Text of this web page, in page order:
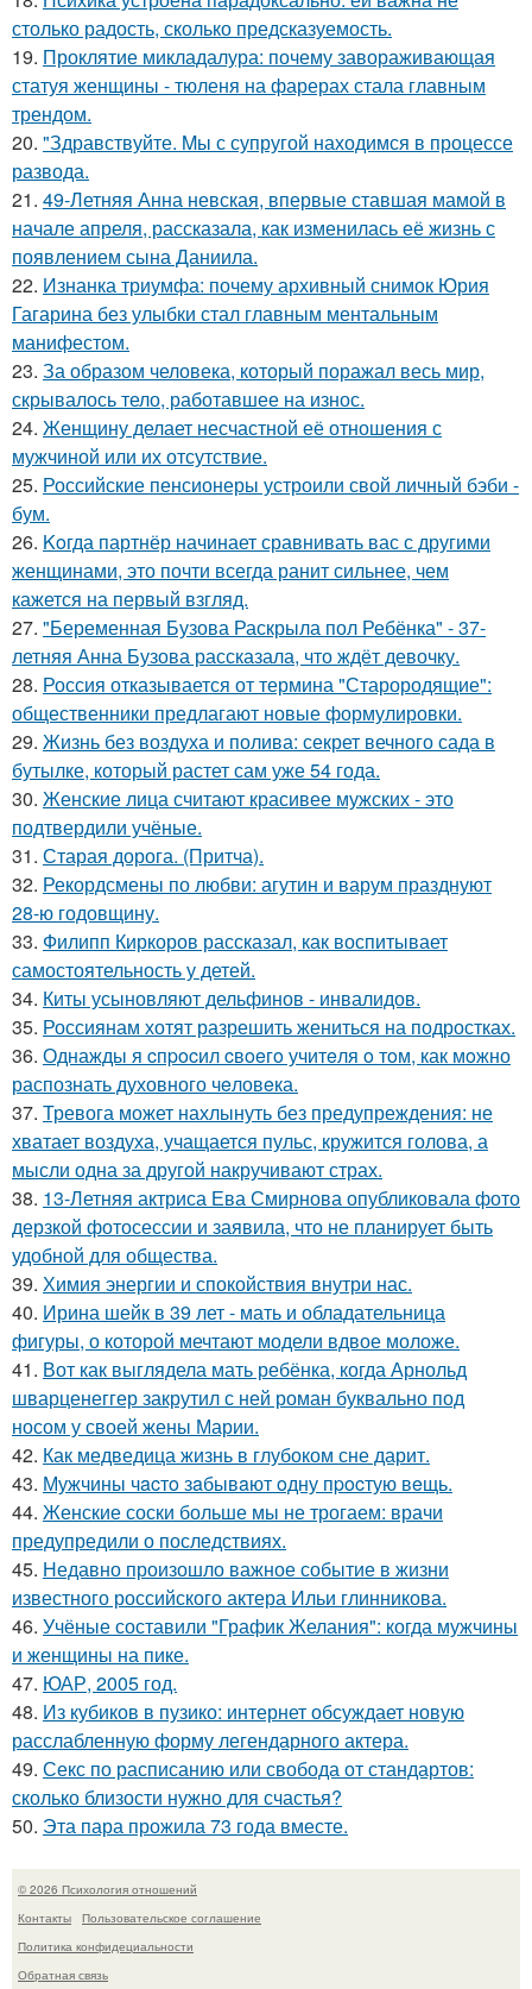
столько радость, сколько предсказуемость.
19. Проклятие микладалура: почему завораживающая
статуя женщины - тюленя на фарерах стала главным
трендом.
20. "Здравствуйте. Mы с супругой находимся в процессе
развода.
21. 49-Летняя Анна невская, впервые ставшая мамой в
начале апреля, рассказала, как изменилась её жизнь с
появлением сына Даниила.
22. Изнанка триумфа: почему архивный снимок Юрия
Гагарина без улыбки стал главным ментальным
манифестом.
23. За образом человека, который поражал весь мир,
скрывалось тело, работавшее на износ.
24. Женщину делает несчастной её отношения с
мужчиной или их отсутствие.
25. Российские пенсионеры устроили свой личный бэби -
бум.
26. Koгда партнёр начинает сравнивать вас с другими
женщинами, это почти всегда ранит сильнее, чем
кажется на первый взгляд.
27. "Беременная Бузова Раскрыла пол Ребёнка" - 37-
летняя Анна Бузова рассказала, что ждёт девочку.
28. Россия отказывается от термина "Старородящие":
общественники предлагают новые формулировки.
29. Жизнь без воздуха и полива: секрет вечного сада в
бутылке, который растет сам уже 54 года.
30. Женские лица считают красивее мужских - это
подтвердили учёные.
31. Старая дорога. (Притча).
32. Рекордсмены по любви: агутин и варум празднуют
28-ю годовщину.
33. Филипп Киркоров рассказал, как воспитывает
самостоятельность у детей.
34. Киты усыновляют дельфинов - инвалидов.
35. Россиянам хотят разрешить жениться на подростках.
36. Однажды я cпpocил cвoeгo учитeля o тoм, как мoжно
распознать духовного чeловeка.
37. Тревога может нахлынуть без предупреждения: не
хватает воздуха, учащается пульс, кружится голова, а
мысли одна за другой накручивают страх.
38. 13-Летняя актриса Ева Смирнова опубликовала фото
дерзкой фотосессии и заявила, что не планирует быть
удобной для общества.
39. Химия энергии и спокойствия внутри нас.
40. Ирина шейк в 39 лет - мать и обладательница
фигуры, о которой мечтают модели вдвое моложе.
41. Вот как выглядела мать ребёнка, когда Арнольд
шварценеггер закрутил с ней роман буквально под
носом у своей жены Марии.
42. Как медведица жизнь в глубоком сне дарит.
43. Мужчины чacтo зaбывaют oдну пpocтую вeщь.
44. Женские соски больше мы не трогаем: врачи
предупредили о последствиях.
45. Недавно произошло важное событие в жизни
известного российского актера Ильи глинникова.
46. Учёные составили "График Желания": когда мужчины
и женщины на пике.
47. ЮАР, 2005 год.
48. Из кубиков в пузико: интернет обсуждает новую
расслабленную форму легендарного актера.
49. Секс по расписанию или свобода от стандартов:
сколько близости нужно для счастья?
50. Эта пара прожила 73 года вместе.
© 2026 Психология отношений
Контакты
Пользовательское соглашение
Политика конфидециальности
Обратная связь